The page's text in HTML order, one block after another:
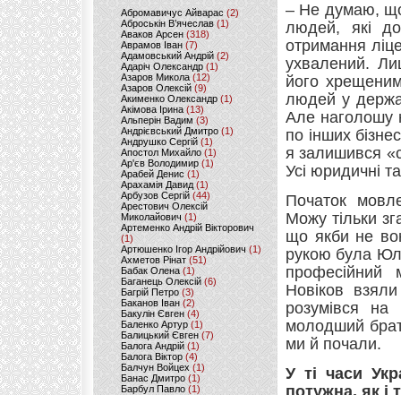
Абромавичус Айварас (2)
Аброськін В’ячеслав(1)
Аваков Арсен (318)
Аврамов Іван (7)
Адамовський Андрій(2)
Адаріч Олександр (1)
Азаров Микола (12)
Азаров Олексій (9)
Акименко Олександр(1)
Акімова Ірина(13)
Альперін Вадим (3)
Андрієвський Дмитро(1)
Андрушко Сергій(1)
Апостол Михайло(1)
Ар'єв Володимир (1)
Арабей Денис(1)
Арахамія Давид (1)
Арбузов Сергій (44)
Арестович Олексій
Миколайович(1)
Артеменко Андрій Вікторович
(1)
Артюшенко Ігор Андрійович(1)
Ахметов Рінат(51)
Бабак Олена(1)
Баганець Олексій(6)
Багрій Петро (3)
Баканов Іван(2)
Бакулін Євген (4)
Баленко Артур(1)
Балицький Євген(7)
Балога Андрій (1)
Балога Віктор (4)
Балчун Войцех (1)
Банас Дмитро (1)
Барбул Павло(1)
– Не думаю, що
людей, які
отримання
ухвалений.
його
людей у
Але наголошу
по інших
я залишився
Усі юридичні
Початок
Можу тільки
що якби не
рукою була
Новіков
розумівся на
молодший
ми й почали.
У ті часи
потужна, як і